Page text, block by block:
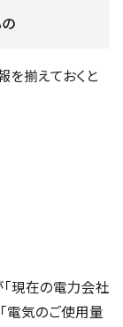
揃えておくと
現在の電力会社
電気のご使用量